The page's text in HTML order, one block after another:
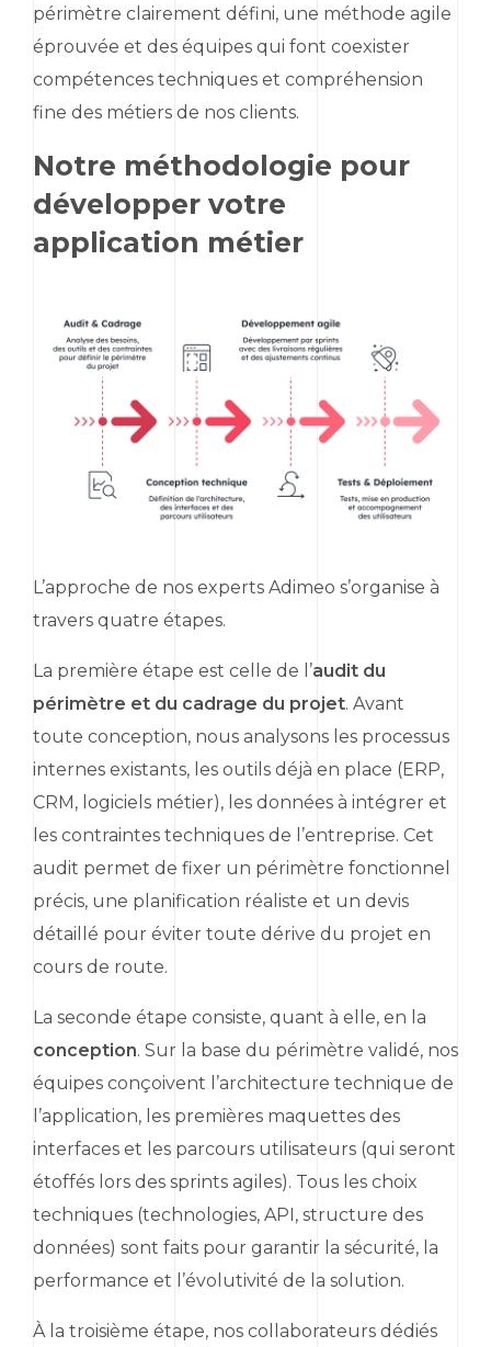
périmètre clairement défini, une méthode agile
éprouvée et des équipes qui font coexister
compétences techniques et compréhension
fine des métiers de nos clients.
Notre méthodologie pour
développer votre
application métier
L’approche de nos experts Adimeo s’organise à
travers quatre étapes.
La première étape est celle de l’audit du
périmètre et du cadrage du projet. Avant
toute conception, nous analysons les processus
internes existants, les outils déjà en place (ERP,
CRM , logiciels métier), les données à intégrer et
les contraintes techniques de l’entreprise. Cet
audit permet de fixer un périmètre fonctionnel
précis, une planification réaliste et un devis
détaillé pour éviter toute dérive du projet en
cours de route.
La seconde étape consiste, quant à elle, en la
conception. Sur la base du périmètre validé, nos
équipes conçoivent l’architecture technique de
l’application, les premières maquettes des
interfaces et les parcours utilisateurs (qui seront
étoffés lors des sprints agiles). Tous les choix
techniques (technologies, API , structure des
données) sont faits pour garantir la sécurité, la
performance et l’évolutivité de la solution.
À la troisième étape, nos collaborateurs dédiés